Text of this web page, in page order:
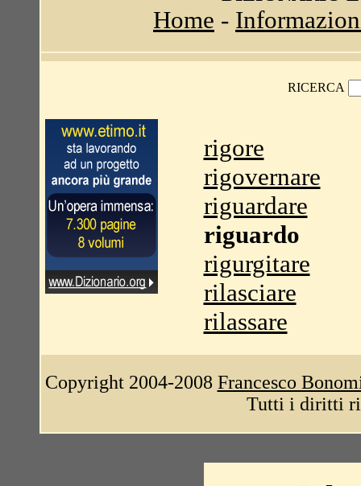
Home -
RICERCA
rigore
rigovernare
riguardare
riguardo
rigurgitare
rilasciare
rilassare
Copyright 2004-2008 Francesco
Tutti i diritti